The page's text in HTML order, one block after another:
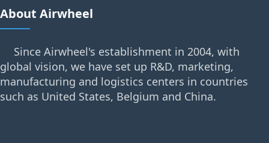
About Airwheel
Since Airwheel's establishment in 2004, with
global vision, we have set up R&D, marketing,
manufacturing and logistics centers in countries
such as United States, Belgium and China.